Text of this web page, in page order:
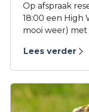
Op afspraak
18:00 een High
mooi weer)
Lees verder